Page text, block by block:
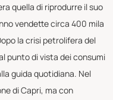
quella di riprodurre il suo
vendette circa 400 mila
la crisi petrolifera del
punto di vista dei consumi
guida quotidiana. Nel
di Capri, ma con